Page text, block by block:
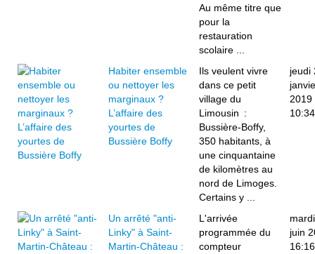
Au même titre que
pour la
restauration
scolaire ...
Habiter ensemble
ou nettoyer les
marginaux ?
L’affaire des
yourtes de
Bussière Boffy
Ils veulent vivre
dans ce petit
village du
Limousin :
Bussière-Boffy,
350 habitants, à
une cinquantaine
de kilomètres au
nord de Limoges.
Certains y ...
jeudi
2019
10:34
Un arrêté "anti-
Linky" à Saint-
Martin-Château :
L'arrivée
programmée du
compteur
juin
16:16